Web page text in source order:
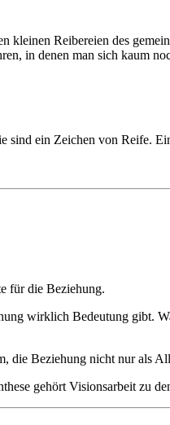
kleinen Reibereien des
in denen man sich kaum
sind ein Zeichen von Reife.
für die Beziehung.
wirklich Bedeutung
die Beziehung nicht nur als
gehört Visionsarbeit zu